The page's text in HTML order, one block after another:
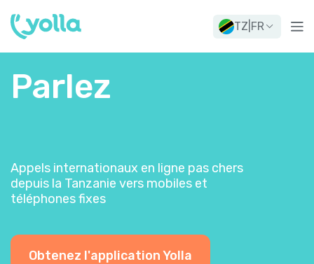
TZ FR
Parlez
Appels internationaux en ligne pas chers
depuis la Tanzanie vers mobiles et
téléphones fixes
Obtenez l'application Yolla